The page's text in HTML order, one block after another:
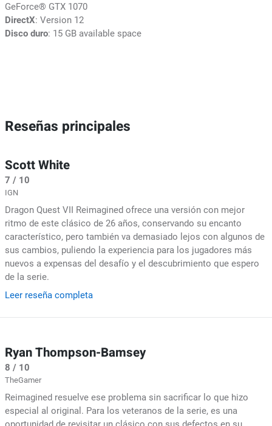
GeForce® GTX 1070
DirectX: Version 12
Disco duro: 15 GB available space
Reseñas principales
Scott White
7 / 10
IGN
Dragon Quest VII Reimagined ofrece una versión con mejor
ritmo de este clásico de 26 años, conservando su encanto
característico, pero también va demasiado lejos con algunos de
sus cambios, puliendo la experiencia para los jugadores más
nuevos a expensas del desafío y el descubrimiento que espero
de la serie.
Leer reseña completa
Ryan Thompson-Bamsey
8 / 10
TheGamer
Reimagined resuelve ese problema sin sacrificar lo que hizo
especial al original. Para los veteranos de la serie, es una